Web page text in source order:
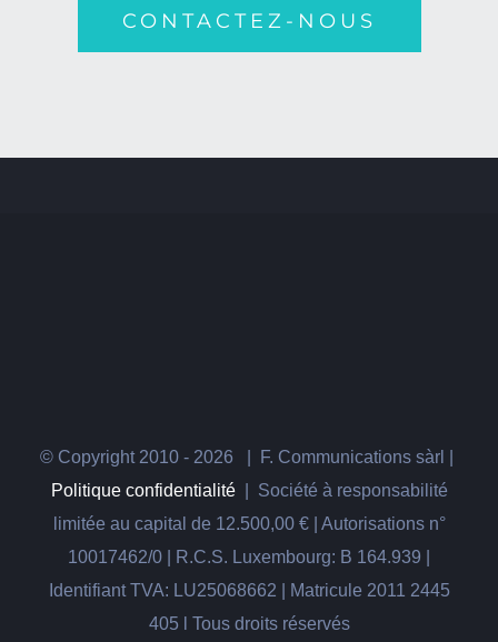
CONTACTEZ-NOUS
© Copyright 2010 - 2026 | F. Communications sàrl |
Politique confidentialité| Société à responsabilité
limitée au capital de 12.500,00 € | Autorisations n°
10017462/0 | R.C.S. Luxembourg: B 164.939 |
Identifiant TVA: LU25068662 | Matricule 2011 2445
405 l Tous droits réservés